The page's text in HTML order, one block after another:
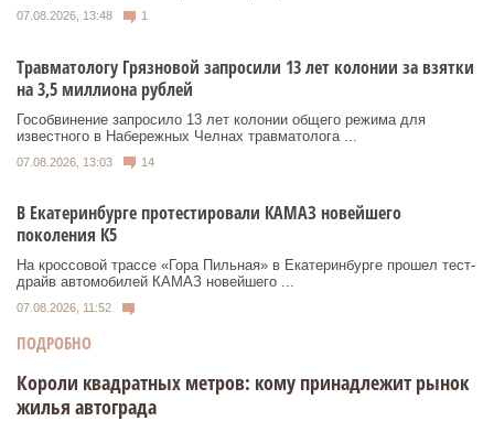
07.08.2026, 13:48 1
Травматологу Грязновой запросили 13 лет колонии за взятки
на 3,5 миллиона рублей
Гособвинение запросило 13 лет колонии общего режима для
известного в Набережных Челнах травматолога ...
07.08.2026, 13:03 14
В Екатеринбурге протестировали КАМАЗ новейшего
поколения К5
На кроссовой трассе «Гора Пильная» в Екатеринбурге прошел тест-
драйв автомобилей КАМАЗ новейшего ...
07.08.2026, 11:52
ПОДРОБНО
Короли квадратных метров: кому принадлежит рынок
жилья автограда